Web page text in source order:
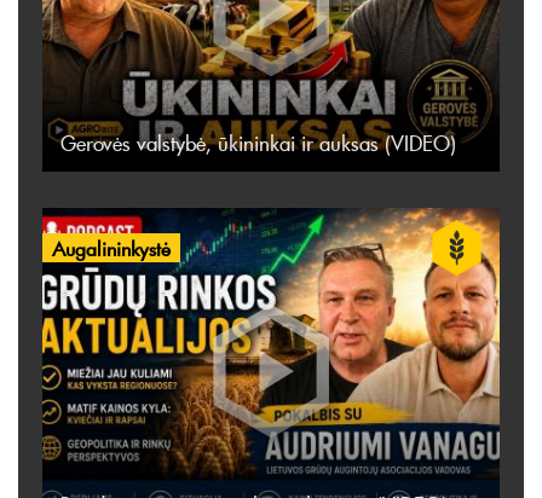
Gerovės valstybė, ūkininkai ir auksas (VIDEO)
Augalininkystė